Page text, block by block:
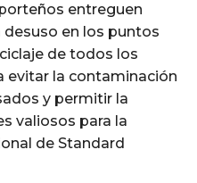
entreguen
en los puntos
de todos los
evitar la contaminación
y permitir la
valiosos para la
de Standard